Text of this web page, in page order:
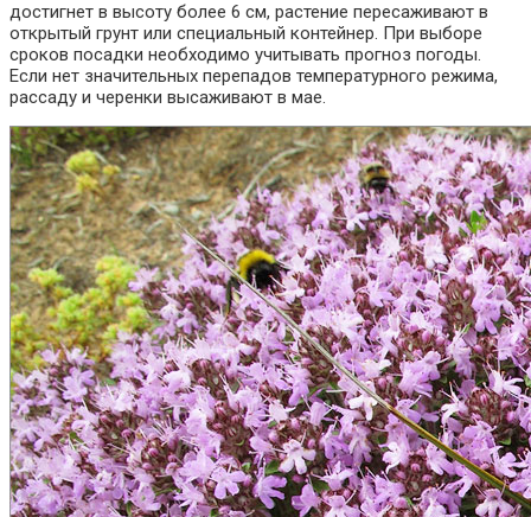
достигнет в высоту более 6 см, растение пересаживают в
открытый грунт или специальный контейнер. При выборе
сроков посадки необходимо учитывать прогноз погоды.
Если нет значительных перепадов температурного режима,
рассаду и черенки высаживают в мае.